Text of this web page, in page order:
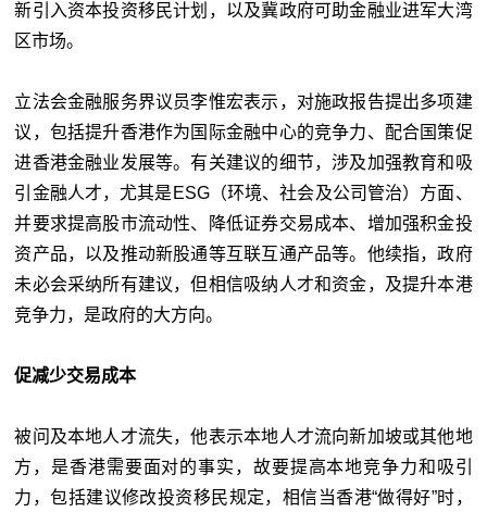
新引入资本投资移民计划，以及冀政府可助金融业进军大湾
区市场。
立法会金融服务界议员李惟宏表示，对施政报告提出多项建
议，包括提升香港作为国际金融中心的竞争力、配合国策促
进香港金融业发展等。有关建议的细节，涉及加强教育和吸
引金融人才，尤其是ESG（环境、社会及公司管治）方面、
并要求提高股市流动性、降低证券交易成本、增加强积金投
资产品，以及推动新股通等互联互通产品等。他续指，政府
未必会采纳所有建议，但相信吸纳人才和资金，及提升本港
竞争力，是政府的大方向。
促减少交易成本
被问及本地人才流失，他表示本地人才流向新加坡或其他地
方，是香港需要面对的事实，故要提高本地竞争力和吸引
力，包括建议修改投资移民规定，相信当香港“做得好”时，